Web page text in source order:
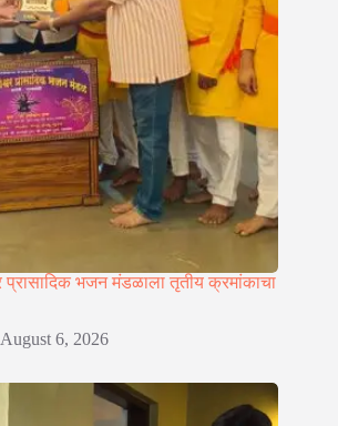
प्रासादिक भजन मंडळाला तृतीय क्रमांकाचा
August 6, 2026